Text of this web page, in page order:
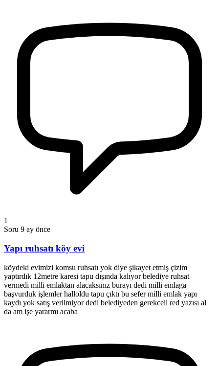
1
Soru 9 ay önce
Yapı ruhsatı köy evi
köydeki evimizi komsu ruhsatı yok diye şikayet etmiş çizim
yaptırdık 12metre karesi tapu dışında kalıyor belediye ruhsat
vermedi milli emlaktan alacaksınız burayı dedi milli emlaga
başvurduk işlemler halloldu tapu çıktı bu sefer milli emlak yapı
kaydı yok satış verilmiyor dedi belediyeden gerekceli red yazısı al
da am işe yararmı acaba